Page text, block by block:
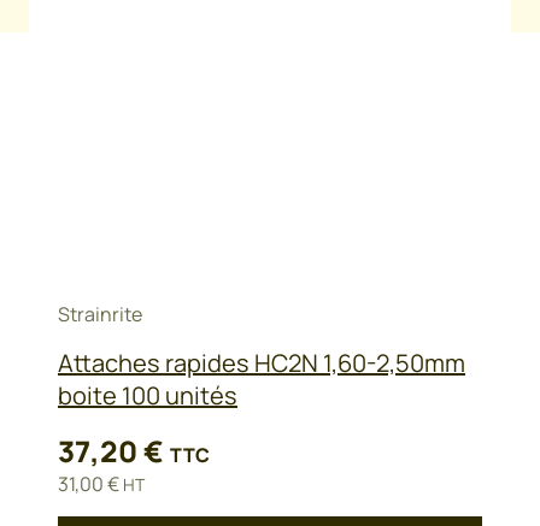
Strainrite
Attaches rapides HC2N 1,60-2,50mm
boite 100 unités
37,20€ TTC
31,00€ HT